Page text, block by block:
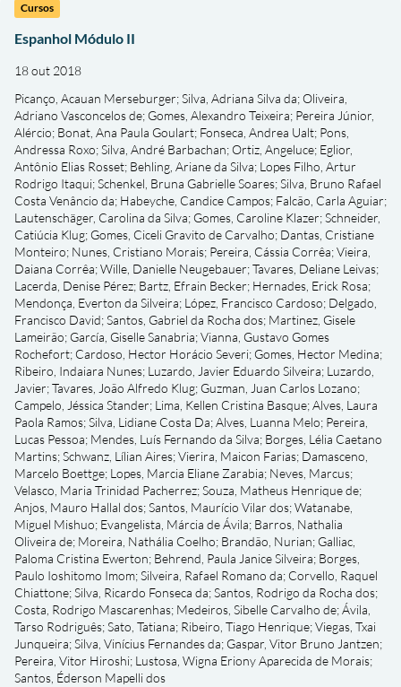
Cursos
Espanhol Módulo II
18 out 2018
Picanço, Acauan Merseburger;Silva, Adriana Silva da;Oliveira,
Adriano Vasconcelos de; Gomes, Alexandro Teixeira; Pereira Júnior,
Alércio; Bonat, Ana Paula Goulart; Fonseca, Andrea Ualt; Pons,
Andressa Roxo;Silva, André Barbachan;Ortiz, Angeluce; Eglior,
Antônio Elias Rosset; Behling, Ariane da Silva; Lopes Filho, Artur
Rodrigo Itaqui;Schenkel, Bruna Gabrielle Soares;Silva, Bruno Rafael
Costa Venâncio da; Habeyche, Candice Campos; Falcão, Carla Aguiar;
Lautenschäger, Carolina da Silva; Gomes, Caroline Klazer;Schneider,
Catiúcia Klug; Gomes, Ciceli Gravito de Carvalho; Dantas, Cristiane
Monteiro; Nunes, Cristiano Morais; Pereira, Cássia Corrêa;Vieira,
Daiana Corrêa;Wille, Danielle Neugebauer;Tavares, Deliane Leivas;
Lacerda, Denise Pérez; Bartz, Efrain Becker; Hernades, Erick Rosa;
Mendonça, Everton da Silveira; López, Francisco Cardoso; Delgado,
Francisco David;Santos, Gabriel da Rocha dos; Martinez, Gisele
Lameirão; García, Giselle Sanabria;Vianna, Gustavo Gomes
Rochefort; Cardoso, Hector Horácio Severi; Gomes, Hector Medina;
Ribeiro, Indaiara Nunes; Luzardo, Javier Eduardo Silveira; Luzardo,
Javier;Tavares, João Alfredo Klug; Guzman, Juan Carlos Lozano;
Campelo, Jéssica Stander; Lima, Kellen Cristina Basque;Alves, Laura
Paola Ramos;Silva, Lidiane Costa Da;Alves, Luanna Melo; Pereira,
Lucas Pessoa; Mendes, Luís Fernando da Silva; Borges, Lélia Caetano
Martins;Schwanz, Lílian Aires;Vierira, Maicon Farias; Damasceno,
Marcelo Boettge; Lopes, Marcia Eliane Zarabia; Neves, Marcus;
Velasco, Maria Trinidad Pacherrez;Souza, Matheus Henrique de;
Anjos, Mauro Hallal dos;Santos, Maurício Vilar dos;Watanabe,
Miguel Mishuo; Evangelista, Márcia de Ávila; Barros, Nathalia
Oliveira de; Moreira, Nathália Coelho; Brandão, Nurian; Galliac,
Paloma Cristina Ewerton; Behrend, Paula Janice Silveira; Borges,
Paulo Ioshitomo Imom;Silveira, Rafael Romano da; Corvello, Raquel
Chiattone;Silva, Ricardo Fonseca da;Santos, Rodrigo da Rocha dos;
Costa, Rodrigo Mascarenhas; Medeiros, Sibelle Carvalho de;Ávila,
Tarso Rodriguês;Sato, Tatiana; Ribeiro, Tiago Henrique;Viegas, Txai
Junqueira;Silva, Vinícius Fernandes da; Gaspar, Vitor Bruno Jantzen;
Pereira, Vitor Hiroshi; Lustosa, Wigna Eriony Aparecida de Morais;
Santos, Éderson Mapelli dos